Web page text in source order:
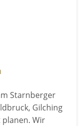
Starnberger
Gilching
planen. Wir